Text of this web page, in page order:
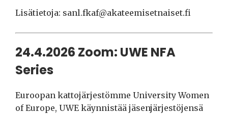
Lisätietoja: sanl.fkaf@akateemisetnaiset.fi
24.4.2026 Zoom: UWE NFA
Series
Euroopan kattojärjestömme University Women
of Europe, UWE käynnistää jäsenjärjestöjensä